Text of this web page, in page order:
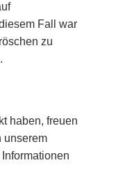
Fall war
zu
haben, freuen
unserem